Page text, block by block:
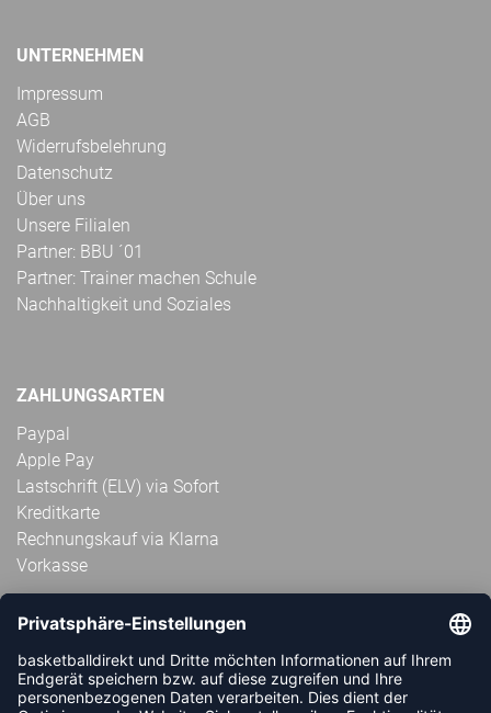
UNTERNEHMEN
Impressum
AGB
Widerrufsbelehrung
Datenschutz
Über uns
Unsere Filialen
Partner: BBU ´01
Partner: Trainer machen Schule
Nachhaltigkeit und Soziales
ZAHLUNGSARTEN
Paypal
Apple Pay
Lastschrift (ELV) via Sofort
Kreditkarte
Rechnungskauf via Klarna
Vorkasse
ABONNIERE JETZT DEN KOSTENLOSEN
HANDBALLDIREKT-NEWSLETTER UND VERPASSE KEINE
NEUIGKEIT ODER AKTION MEHR.